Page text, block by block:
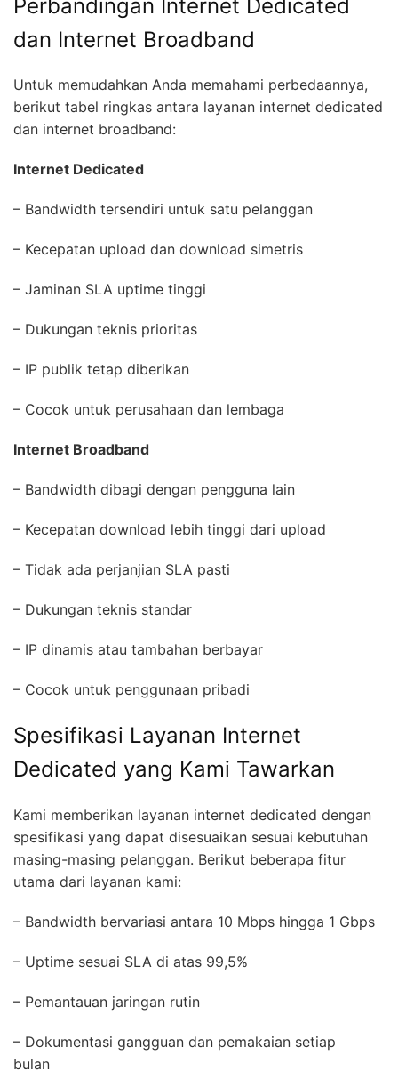
Perbandingan Internet Dedicated
dan Internet Broadband
Untuk memudahkan Anda memahami perbedaannya,
berikut tabel ringkas antara layanan internet dedicated
dan internet broadband:
Internet Dedicated
– Bandwidth tersendiri untuk satu pelanggan
– Kecepatan upload dan download simetris
– Jaminan SLA uptime tinggi
– Dukungan teknis prioritas
– IP publik tetap diberikan
– Cocok untuk perusahaan dan lembaga
Internet Broadband
– Bandwidth dibagi dengan pengguna lain
– Kecepatan download lebih tinggi dari upload
– Tidak ada perjanjian SLA pasti
– Dukungan teknis standar
– IP dinamis atau tambahan berbayar
– Cocok untuk penggunaan pribadi
Spesifikasi Layanan Internet
Dedicated yang Kami Tawarkan
Kami memberikan layanan internet dedicated dengan
spesifikasi yang dapat disesuaikan sesuai kebutuhan
masing-masing pelanggan. Berikut beberapa fitur
utama dari layanan kami:
– Bandwidth bervariasi antara 10 Mbps hingga 1 Gbps
– Uptime sesuai SLA di atas 99,5%
– Pemantauan jaringan rutin
– Dokumentasi gangguan dan pemakaian setiap
bulan